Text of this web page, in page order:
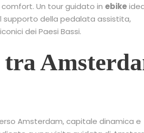
Un tour guidato in ebike
supporto della pedalata assistita,
dei Paesi Bassi.
Amsterdam, capitale dinamica e